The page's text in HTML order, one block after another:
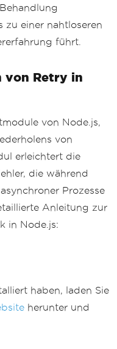
zu einer nahtloseren
führt.
von Retry in
von Node.js,
von
erleichtert die
die während
Prozesse
Anleitung zur
in Node.js:
haben, laden Sie
herunter und